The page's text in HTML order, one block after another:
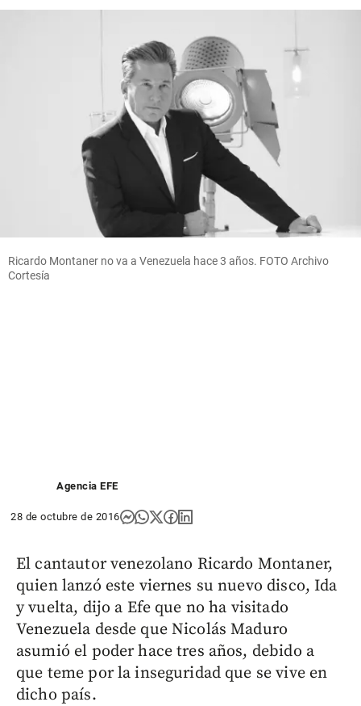
Ricardo Montaner no va a Venezuela hace 3 años. FOTO Archivo
Cortesía
Agencia EFE
28 de octubre de 2016
El cantautor venezolano Ricardo Montaner,
quien lanzó este viernes su nuevo disco, Ida
y vuelta, dijo a Efe que no ha visitado
Venezuela desde que Nicolás Maduro
asumió el poder hace tres años, debido a
que teme por la inseguridad que se vive en
dicho país.